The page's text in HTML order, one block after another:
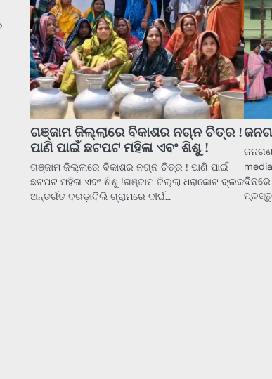
ଗଞ୍ଜାମ ଜିଲ୍ଲାରେ ବିକାଶର ନଗ୍ନ ଚିତ୍ର !
ପାଣି ପାଇଁ ଛଟପଟ ମହିଳା ଏବଂ ଶିଶୁ !
ଗଞ୍ଜାମ ଜିଲ୍ଲାରେ ବିକାଶର ନଗ୍ନ ଚିତ୍ର ! ପାଣି ପାଇଁ
ଛଟପଟ ମହିଳା ଏବଂ ଶିଶୁ !ଗଞ୍ଜାମ ଜିଲ୍ଲା ଧରାକୋଟ ବ୍ଲକ
ଅନ୍ତର୍ଗତ ବରଡ଼ାବିଲି ଗ୍ରାମରେ ଦୀର୍ଘ…
ଦିନରେ